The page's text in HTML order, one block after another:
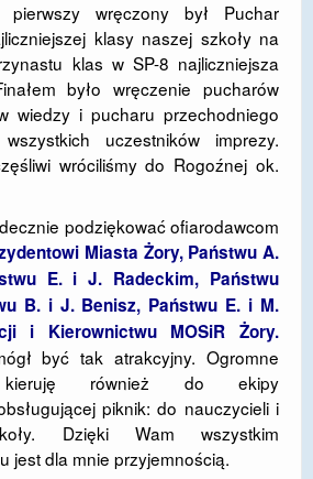
2027
wręczony był Puchar
klasy naszej szkoły na
klas w SP-8 najliczniejsza
było wręczenie pucharów
wiedzy i pucharu przechodniego
uczestników imprezy.
wróciliśmy do Rogoźnej ok.
podziękować ofiarodawcom
Miasta Żory, Państwu A.
E. i J. Radeckim, Państwu
B. i J. Benisz, Państwu E. i M.
i Kierownictwu MOSiR Żory.
być tak atrakcyjny. Ogromne
kieruję również do ekipy
piknik: do nauczycieli i
Dzięki Wam wszystkim
jest dla mnie przyjemnością.